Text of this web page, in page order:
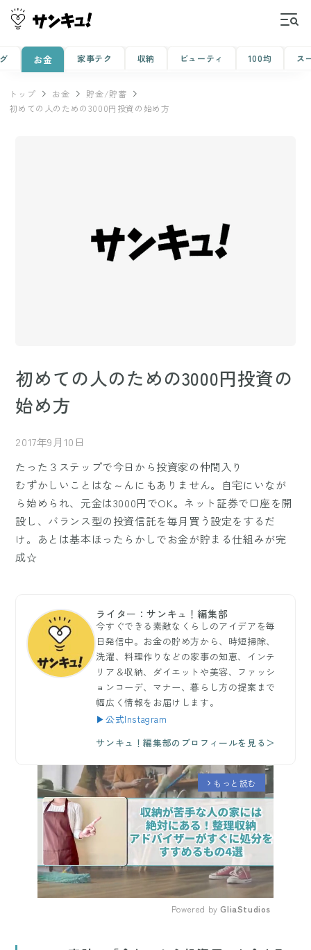
お金 家事テク 収納 ビューティ 100均 ス
トップ お金
貯金/貯蓄
初めての人のための3000円投資の始め方
初めての人のための3000円投資の
始め方
2017年9月10日
たった３ステップで今日から投資家の仲間入り
むずかしいことはな～んにもありません。自宅にいなが
ら始められ、元金は3000円でOK。ネット証券で口座を開
設し、バランス型の投資信託を毎月買う設定をするだ
け。あとは基本ほったらかしでお金が貯まる仕組みが完
成☆
ライター：サンキュ！編集部
今すぐできる素敵なくらしのアイデアを毎
日発信中。お金の貯め方から、時短掃除、
洗濯、料理作りなどの家事の知恵、インテ
リア＆収納、ダイエットや美容、ファッシ
ョンコーデ、マナー、暮らし方の提案まで
幅広く情報をお届けします。
▶公式Instagram
サンキュ！編集部のプロフィールを見る＞
arrow_forward_ios もっと読む
Powered by GliaStudios